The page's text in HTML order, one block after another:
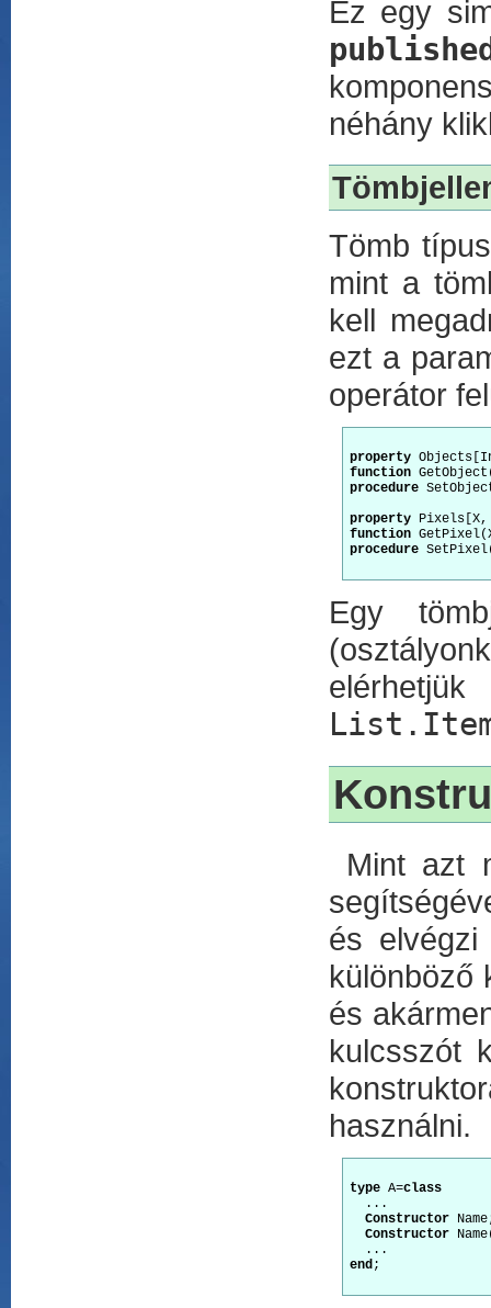
Ez egy
néhány
Tömb
mint a
kell
ezt a
operátor
property
function
procedure
property
function
procedure
Egy
Mint azt
és elvégzi
különböző
és
kulcsszót
használni.
type A=class
  ...
Constructor
Constructor
end;